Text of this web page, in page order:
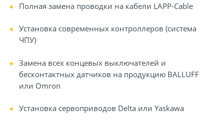
Полная замена проводки на кабели LAPP-Cable
Установка современных контроллеров (система
ЧПУ)
Замена всех концевых выключателей и
бесконтактных датчиков на продукцию BALLUFF
или Omron
Установка сервоприводов Delta или Yaskawa